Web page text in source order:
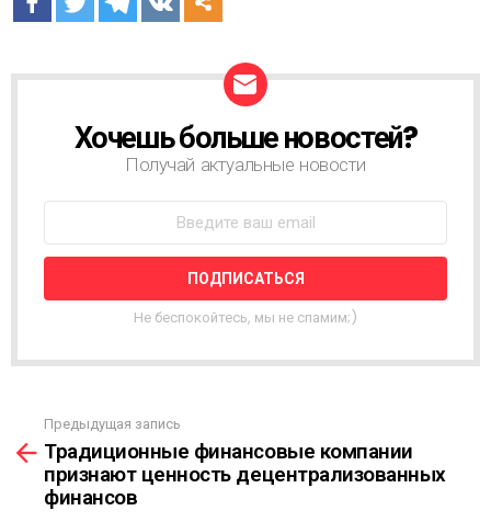
О
Т
Н
Я
А
С
Ы
Л
К
А
Хочешь больше новостей?
Получай актуальные новости
Не беспокойтесь, мы не спамим;)
м
Предыдущая запись
Традиционные финансовые компании
признают ценность децентрализованных
финансов